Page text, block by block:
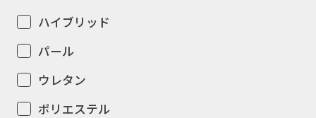
ハイブリッド
パール
ウレタン
ポリエステル